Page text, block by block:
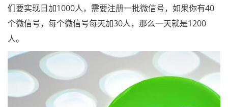
们要实现日加1000人，需要注册一批微信号，如果你有40
个微信号，每个微信号每天加30人，那么一天就是1200
人。